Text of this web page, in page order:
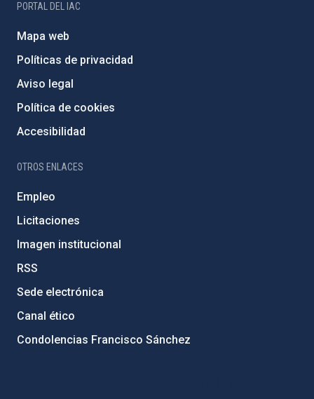
PORTAL DEL IAC
Mapa web
Políticas de privacidad
Aviso legal
Política de cookies
Accesibilidad
OTROS ENLACES
Empleo
Licitaciones
Imagen institucional
RSS
Sede electrónica
Canal ético
Condolencias Francisco Sánchez